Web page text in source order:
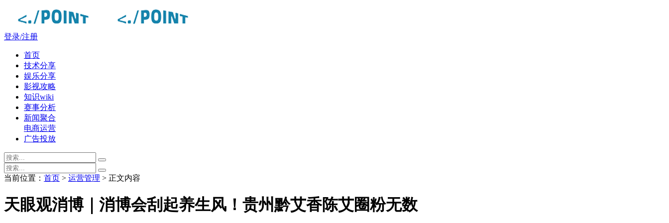
登录/注册
首页
技术分享
娱乐分享
影视攻略
知识wiki
赛事分析
新闻聚合
电商运营
广告投放
当前位置： 首页 > 运营管理 > 正文内容
天眼观消博｜消博会刮起养生风！贵州黔艾香陈艾圈粉无数